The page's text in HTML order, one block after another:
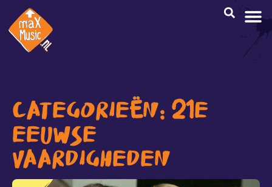
CATEGORIEËN: 21E
EEUWSE
VAARDIGHEDEN